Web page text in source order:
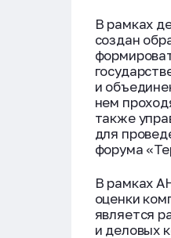
В рамках
создан
и
нем
также
для
форума
В рамках
оценки
является
и деловых